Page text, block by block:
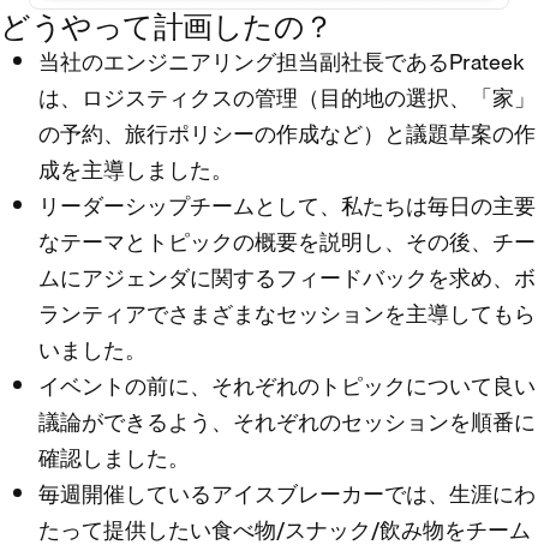
どうやって計画したの？
当社のエンジニアリング担当副社長であるPrateek
は、ロジスティクスの管理（目的地の選択、「家」
の予約、旅行ポリシーの作成など）と議題草案の作
成を主導しました。
リーダーシップチームとして、私たちは毎日の主要
なテーマとトピックの概要を説明し、その後、チー
ムにアジェンダに関するフィードバックを求め、ボ
ランティアでさまざまなセッションを主導してもら
いました。
イベントの前に、それぞれのトピックについて良い
議論ができるよう、それぞれのセッションを順番に
確認しました。
毎週開催しているアイスブレーカーでは、生涯にわ
たって提供したい食べ物/スナック/飲み物をチーム